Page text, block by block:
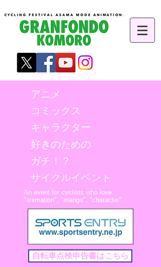
アニメ
コミックス
キャラクター
好きのための
ガチ！？
​サイクルイベント
An event for cyclists who love
"animation", "manga", "character".
自転車点検申告書はこちら